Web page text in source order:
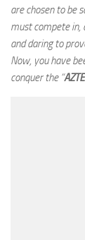
are chosen to be
must compete in,
and daring to
Now, you have
conquer the “